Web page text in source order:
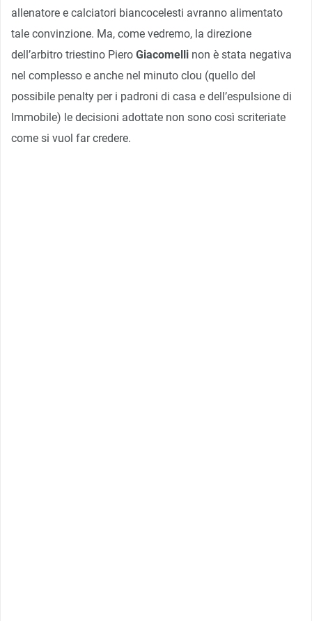
allenatore e calciatori biancocelesti avranno alimentato
tale convinzione. Ma, come vedremo, la direzione
dell’arbitro triestino Piero Giacomelli non è stata negativa
nel complesso e anche nel minuto clou (quello del
possibile penalty per i padroni di casa e dell’espulsione di
Immobile) le decisioni adottate non sono così scriteriate
come si vuol far credere.